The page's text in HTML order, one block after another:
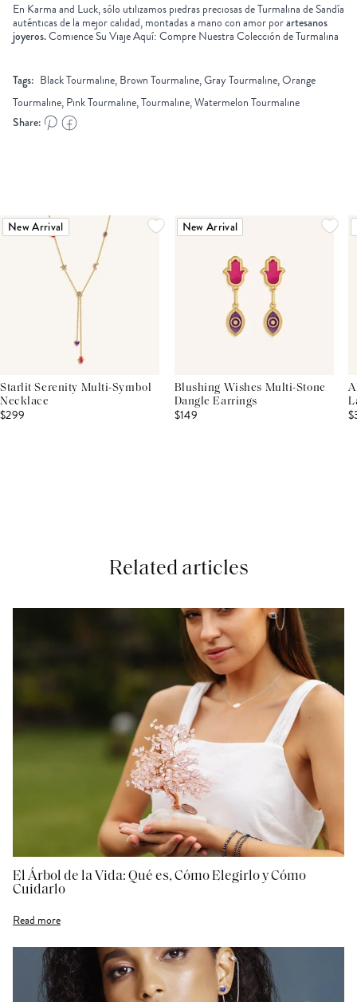
En Karma and Luck, sólo utilizamos piedras preciosas de Turmalina de Sandía
auténticas de la mejor calidad, montadas a mano con amor porartesanos
joyeros.Comience Su Viaje Aquí: Compre Nuestra Colección de Turmalina
Tags: Black Tourmaline, Brown Tourmaline, Gray Tourmaline, Orange
Tourmaline, Pink Tourmaline, Tourmaline, Watermelon Tourmaline
Share:
New Arrival
Starlit Serenity Multi-Symbol
Necklace
$299
New Arrival
Blushing Wishes Multi-Stone
Dangle Earrings
$149
Related articles
El Árbol de la Vida: Qué es, Cómo Elegirlo y Cómo
Cuidarlo
Read more